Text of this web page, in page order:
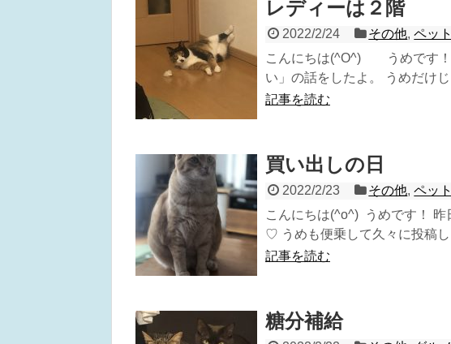
レディーは２階
2022/2/24 その他,ペット
こんにちは(^O^) うめです！
い」の話をしたよ。 うめだけ
記事を読む
買い出しの日
2022/2/23 その他,ペット
こんにちは(^o^) うめです！ 昨
♡ うめも便乗して久々に投稿
記事を読む
糖分補給